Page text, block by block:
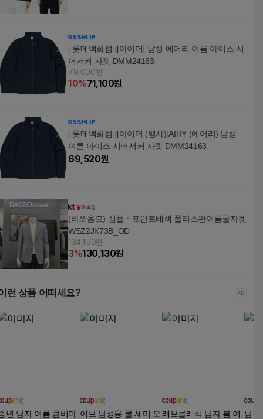
[ 롯데백화점 ][아이더] 남성 에어리 여름 아이스 시
어서커 자켓 DMM24163
79,000원
10%71,100원
[ 롯데백화점 ][아이더 (행사)]AIRY (에어리) 남성
여름 아이스 시어서커 자켓 DMM24163
69,520원
(바쏘옴므) 심플ㆍ포인트배색 폴리스판여름쿨자켓
WSZ2JK73B_OD
134,150원
3%130,130원
런 상품 어떠세요?
년 남자 여름 콤비마 이브 남성용 쿨 세미 오 레브클래식 남자 봄 여 남성